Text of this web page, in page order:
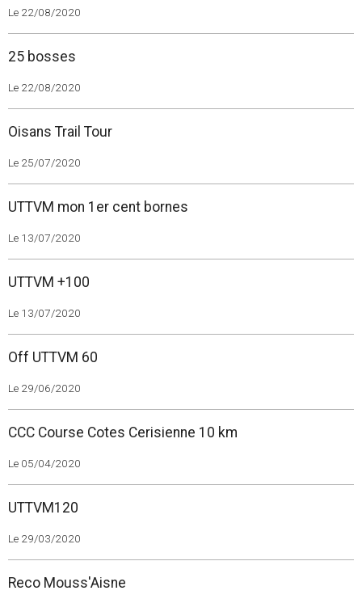
Le 22/08/2020
25 bosses
Le 22/08/2020
Oisans Trail Tour
Le 25/07/2020
UTTVM mon 1er cent bornes
Le 13/07/2020
UTTVM +100
Le 13/07/2020
Off UTTVM 60
Le 29/06/2020
CCC Course Cotes Cerisienne 10 km
Le 05/04/2020
UTTVM120
Le 29/03/2020
Reco Mouss'Aisne